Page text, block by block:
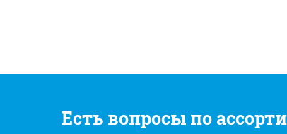
Есть вопросы по